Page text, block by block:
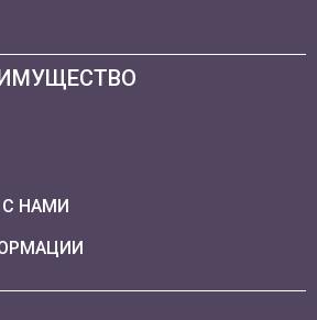
С НАМИ